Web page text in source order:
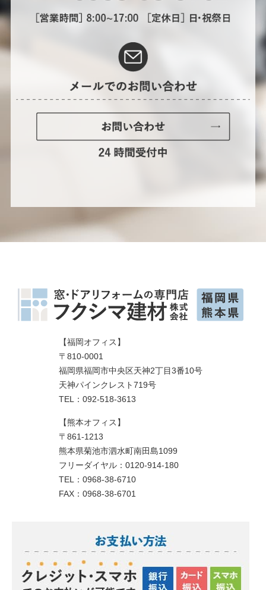
【福岡オフィス】
〒810-0001
福岡県福岡市中央区天神2丁目3番10号
天神パインクレスト719号
TEL：092-518-3613
【熊本オフィス】
〒861-1213
熊本県菊池市泗水町南田島1099
フリーダイヤル：0120-914-180
TEL：0968-38-6710
FAX：0968-38-6701